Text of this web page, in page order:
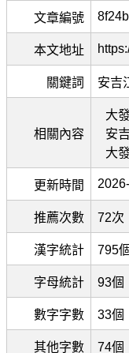
文章編號
本文地址
關鍵詞 安吉
相關內容
大
安
大
更新時間
推薦次數 72次
漢字統計 795個
字母統計 93個
數字字數 33個
其他字數 74個